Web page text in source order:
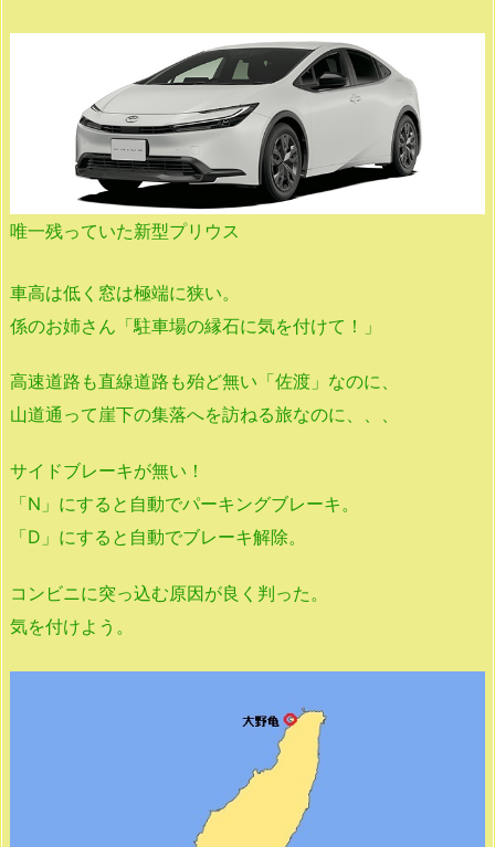
唯一残っていた新型プリウス
車高は低く窓は極端に狭い。
係のお姉さん「駐車場の縁石に気を付けて！」
高速道路も直線道路も殆ど無い「佐渡」なのに、
山道通って崖下の集落へを訪ねる旅なのに、、、
サイドブレーキが無い！
「N」にすると自動でパーキングブレーキ。
「D」にすると自動でブレーキ解除。
コンビニに突っ込む原因が良く判った。
気を付けよう。